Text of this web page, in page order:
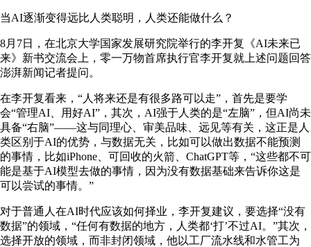
当AI逐渐变得远比人类聪明，人类还能做什么？
8月7日，在北京大学国家发展研究院举行的李开复《AI未来已
来》新书交流会上，零一万物首席执行官李开复就上述问题回答
澎湃新闻记者提问。
在李开复看来，“人将来还是有很多路可以走”，首先是要学
会“管理AI、用好AI”，其次，AI强于人类的是“左脑”，但AI尚未
具备“右脑”——这与同理心、审美品味、远见等有关，这正是人
类区别于AI的优势，与数据无关，比如可以做出数据不能预测
的事情，比如iPhone、可回收的火箭、ChatGPT等，“这些都不可
能是基于AI模型去做的事情，因为没有数据基础来告诉你这是
可以尝试的事情。”
对于普通人在AI时代应该如何择业，李开复建议，要选择“没有
数据”的领域，“任何有数据的地方，人类都‘打’不过AI。”其次，
选择开放的领域，而非封闭领域，他以工厂流水线和水管工为